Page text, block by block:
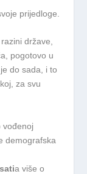
prijedloge.
države,
pogotovo u
do sada, i to
za svu
vođenoj
demografska
a više o